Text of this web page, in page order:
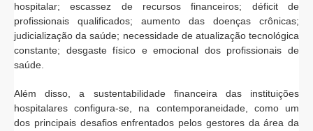
hospitalar; escassez de recursos financeiros; déficit de
profissionais qualificados; aumento das doenças crônicas;
judicialização da saúde; necessidade de atualização tecnológica
constante; desgaste físico e emocional dos profissionais de
saúde.
Além disso, a sustentabilidade financeira das instituições
hospitalares configura-se, na contemporaneidade, como um
dos principais desafios enfrentados pelos gestores da área da